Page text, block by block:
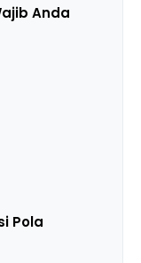
Anda
Pola